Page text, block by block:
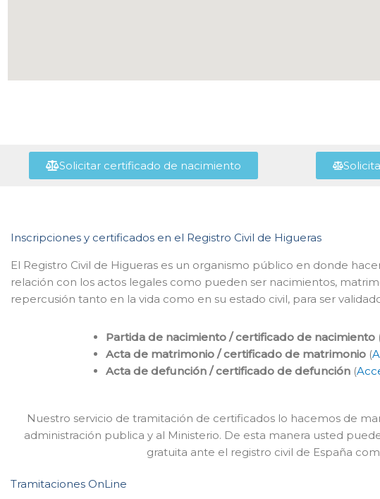
Solicitar certificado de nacimiento
Inscripciones y certificados en el Registro Civil de Higueras
El Registro Civil de Higueras es un organismo público en donde
relación con los actos legales como pueden ser nacimientos,
repercusión tanto en la vida como en su estado civil, para ser
Partida de nacimiento / certificado de nacimiento
Acta de matrimonio / certificado de matrimonio (
Acta de defunción / certificado de defunción (
Nuestro servicio de tramitación de certificados lo hacemos de
administración publica y al Ministerio. De esta manera usted
gratuita ante el registro civil de España
Tramitaciones OnLine